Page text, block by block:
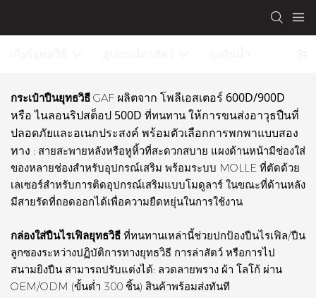
กระเป๋าปืนยุทธวิธี GAF ผลิตจาก โพลีเอสเตอร์ 600D/900D
หรือ ไนลอนริปสต็อป 500D ที่ทนทาน ให้การขนส่งอาวุธปืนที่
ปลอดภัยและอเนกประสงค์ พร้อมตัวเลือกการพกพาแบบสอง
ทาง : สายสะพายหลังหรือหูหิ้วที่สะดวกสบาย แผงด้านหน้ามีช่องใส่
ของหลายช่องสำหรับอุปกรณ์เสริม พร้อมระบบ MOLLE ที่ตัดด้วย
เลเซอร์สำหรับการติดอุปกรณ์เสริมแบบโมดูลาร์ ในขณะที่ด้านหลัง
มีสายรัดที่ถอดออกได้เพื่อความยืดหยุ่นในการใช้งาน
กล่องใส่ปืนไรเฟิลยุทธวิธี ที่ทนทานเหล่านี้ช่วยปกป้องปืนไรเฟิล/ปืน
ลูกซองระหว่างปฏิบัติการทางยุทธวิธี การล่าสัตว์ หรือการไป
สนามยิงปืน สามารถปรับแต่งได้: ลวดลายพราง ผ้า โลโก้ ผ่าน
OEM/ODM (ขั้นต่ำ 300 ชิ้น) สินค้าพร้อมส่งทันที